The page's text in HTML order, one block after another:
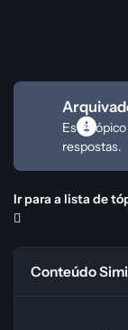
Este
respostas.
Ir para a lista de
Conteúdo